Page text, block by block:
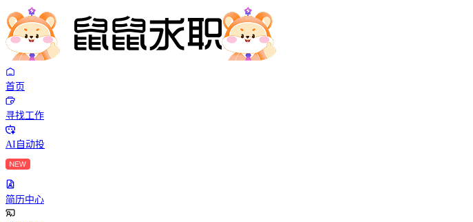
首页
寻找工作
AI自动投
简历中心